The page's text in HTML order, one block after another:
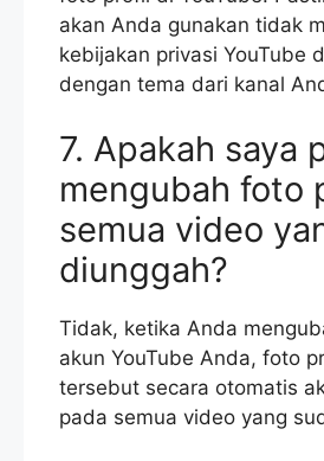
akan Anda gunakan tidak
kebijakan privasi YouTube
dengan tema dari kanal
7. Apakah saya
mengubah foto
semua video
diunggah?
Tidak, ketika Anda
akun YouTube Anda, foto
tersebut secara otomatis
pada semua video yang